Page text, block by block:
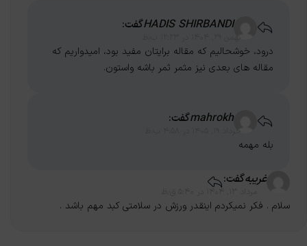
غریبهگفت:
سلام . فکر نمیکردم اینقدر ورزش در سلامتی کبد مهم باشد .
HADIS SHIRBANDIگفت:
درود، خوشحالیم که مقاله برایتان مفید بود، امیدواریم که
مقاله های بعدی نیز مثمر ثمر باشه واستون.
mahrokhگفت:
بله مهمه